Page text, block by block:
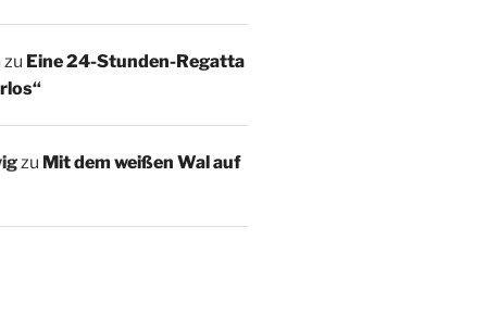
zu Eine 24-Stunden-Regatta
zu Mit dem weißen Wal auf